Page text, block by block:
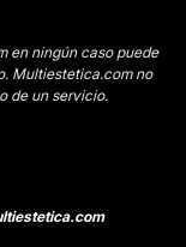
en ningún caso puede
Multiestetica.com no
de un servicio.